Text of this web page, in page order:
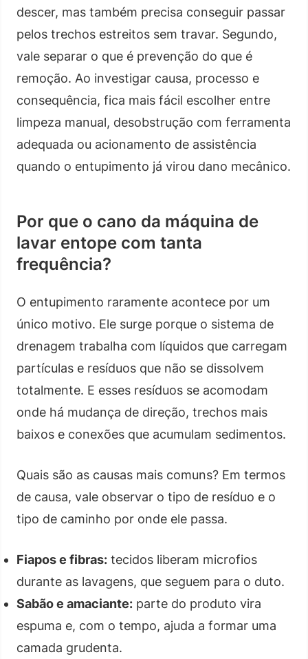
descer, mas também precisa conseguir passar
pelos trechos estreitos sem travar. Segundo,
vale separar o que é prevenção do que é
remoção. Ao investigar causa, processo e
consequência, fica mais fácil escolher entre
limpeza manual, desobstrução com ferramenta
adequada ou acionamento de assistência
quando o entupimento já virou dano mecânico.
Por que o cano da máquina de
lavar entope com tanta
frequência?
O entupimento raramente acontece por um
único motivo. Ele surge porque o sistema de
drenagem trabalha com líquidos que carregam
partículas e resíduos que não se dissolvem
totalmente. E esses resíduos se acomodam
onde há mudança de direção, trechos mais
baixos e conexões que acumulam sedimentos.
Quais são as causas mais comuns? Em termos
de causa, vale observar o tipo de resíduo e o
tipo de caminho por onde ele passa.
Fiapos e fibras: tecidos liberam microfios
durante as lavagens, que seguem para o duto.
Sabão e amaciante: parte do produto vira
espuma e, com o tempo, ajuda a formar uma
camada grudenta.